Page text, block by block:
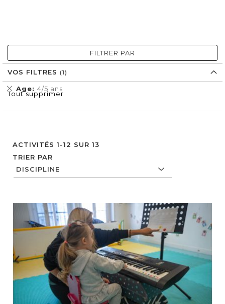
ACTIVITÉS 1-12 SUR 13
TRIER PAR
FILTRER PAR
VOS FILTRES
Age 4/5 ans
Supprimer
cet
Tout supprimer